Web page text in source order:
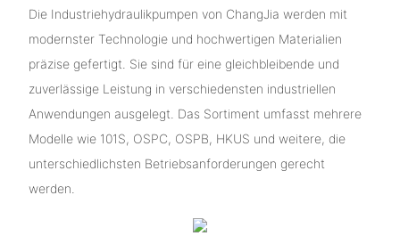
Die Industriehydraulikpumpen von ChangJia werden mit
modernster Technologie und hochwertigen Materialien
präzise gefertigt. Sie sind für eine gleichbleibende und
zuverlässige Leistung in verschiedensten industriellen
Anwendungen ausgelegt. Das Sortiment umfasst mehrere
Modelle wie 101S, OSPC, OSPB, HKUS und weitere, die
unterschiedlichsten Betriebsanforderungen gerecht
werden.